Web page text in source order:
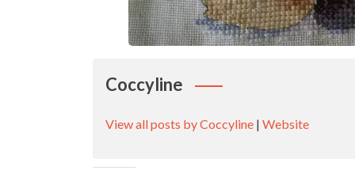
Coccyline
View all posts by Coccyline | Website